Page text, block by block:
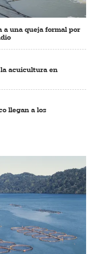
a una queja formal por
acuicultura en
llegan a los